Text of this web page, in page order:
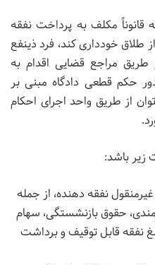
مکلف به پرداخت نفقه
طلاق خودداری کند، فرد ذینفع
طریق مراجع قضایی اقدام به
حکم قطعی دادگاه مبنی بر
از طریق واحد اجرای احکام
زیر باشد:
نفقه دهنده، از جمله
حقوق بازنشستگی، سهام
نفقه قابل توقیف و برداشت